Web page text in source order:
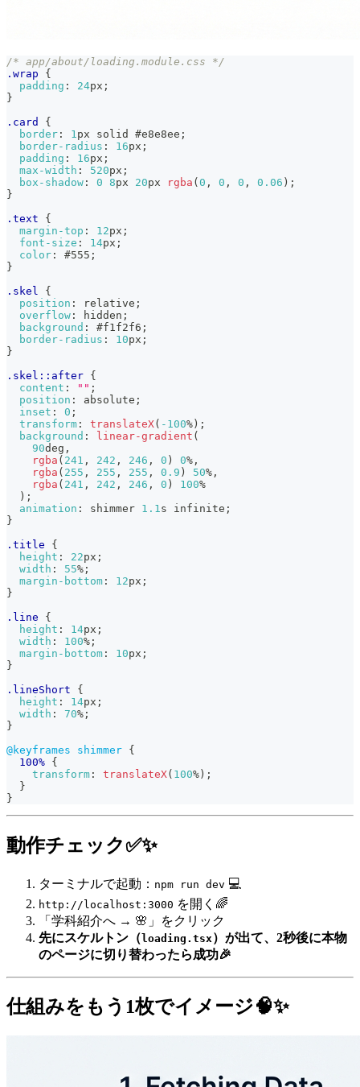
/* app/about/loading.module.css */
.wrap
{
padding : 24px ;
}
.card
{
border : 1 px solid #e8e8ee ;
border-radius : 16px ;
padding : 16px ;
max-width : 520px ;
box-shadow : 0 8px 20px rgba (0 , 0 , 0 , 0.06 ) ;
}
.text
{
margin-top : 12px ;
font-size : 14px ;
color : #555 ;
}
.skel
{
position : relative ;
overflow : hidden ;
background : #f1f2f6 ;
border-radius : 10px ;
}
.skel ::after {
content : "" ;
position : absolute ;
inset : 0 ;
transform : translateX( -100%) ;
background : linear-gradient (
90deg ,
rgba ( 241 , 242 , 246 , 0 ) 0% ,
rgba ( 255 , 255 , 255 , 0.9 ) 50% ,
rgba ( 241 , 242 , 246 , 0 ) 100%
) ;
animation : shimmer 1.1 s infinite ;
}
.title
{
height : 22px ;
width : 55% ;
margin-bottom : 12px ;
}
.line
{
height : 14px ;
width : 100% ;
margin-bottom : 10px ;
}
.lineShort
{
height : 14px ;
width : 70% ;
}
@keyframes shimmer {
100% {
transform : translateX( 100%) ;
}
}
動作チェック✅✨
ターミナルで起動： npm run dev 💻
http://localhost:3000 を開く🌈
「学科紹介へ → 🌸」をクリック
先にスケルトン（loading.tsx ）が出て、2秒後に本物
のページに切り替わったら成功🎉
仕組みをもう1枚でイメージ🧠✨